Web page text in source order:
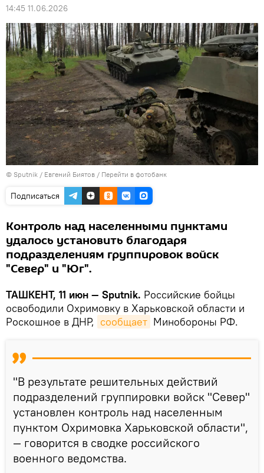
14:45 11.06.2026
© Sputnik / Евгений Биятов / Перейти в фотобанк
Подписаться
Контроль над населенными пунктами
удалось установить благодаря
подразделениям группировок войск
"Север" и "Юг".
ТАШКЕНТ, 11 июн — Sputnik. Российские бойцы
освободили Охримовку в Харьковской области и
Роскошное в ДНР, сообщает Минобороны РФ.
"В результате решительных действий
подразделений группировки войск "Север"
установлен контроль над населенным
пунктом Охримовка Харьковской области",
— говорится в сводке российского
военного ведомства.